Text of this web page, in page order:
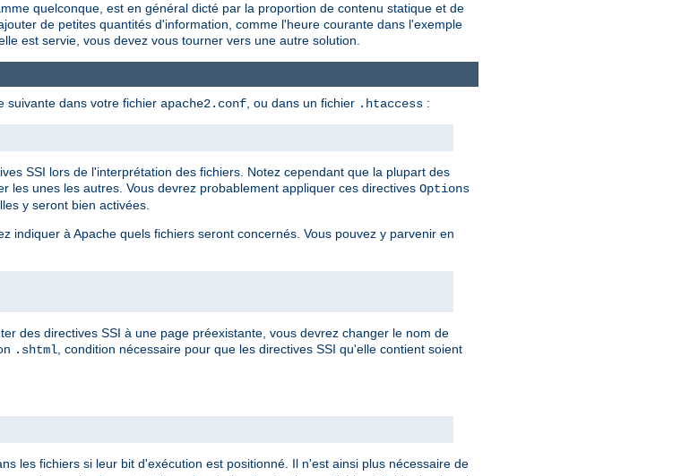
quelconque, est en général dicté par la proportion de contenu statique et de
de petites quantités d'information, comme l'heure courante dans l'exemple
est servie, vous devez vous tourner vers une autre solution.
suivante dans votre fichier apache2.conf, ou dans un fichier .htaccess :
SSI lors de l'interprétation des fichiers. Notez cependant que la plupart des
les unes les autres. Vous devrez probablement appliquer ces directives Options
y seront bien activées.
indiquer à Apache quels fichiers seront concernés. Vous pouvez y parvenir en
des directives SSI à une page préexistante, vous devrez changer le nom de
.shtml, condition nécessaire pour que les directives SSI qu'elle contient soient
les fichiers si leur bit d'exécution est positionné. Il n'est ainsi plus nécessaire de